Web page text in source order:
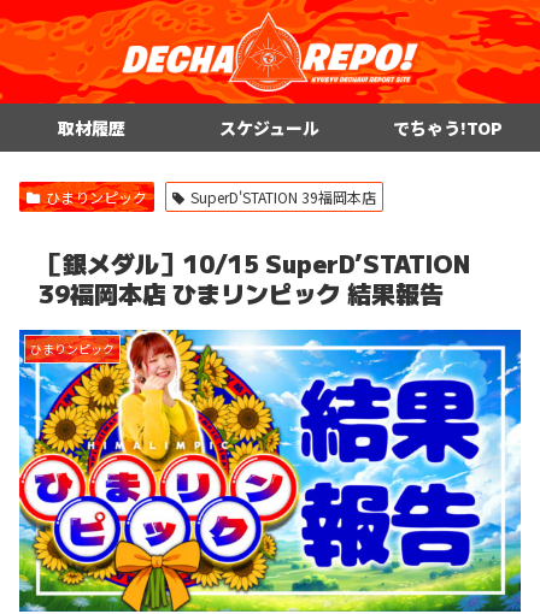
取材履歴 スケジュール でちゃう!TOP
ひまりンピック SuperD'STATION 39福岡本店
［銀メダル］10/15 SuperD’STATION
39福岡本店 ひまリンピック 結果報告
ひまりンピック